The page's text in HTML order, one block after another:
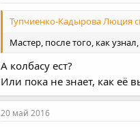
Тупчиенко-Кадырова Люция
Мастер, после того, как
А колбасу ест?
Или пока не знает, как её
20 май 2016